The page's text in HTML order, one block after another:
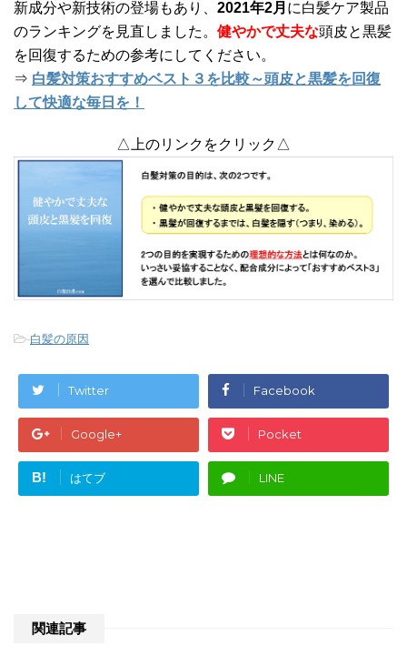
新成分や新技術の登場もあり、 2021年2月 に白髪ケア製品
のランキングを見直しました。 健やかで丈夫な頭皮と黒髪
を回復するための参考にしてください。
⇒ 白髪対策おすすめベスト３を比較～頭皮と黒髪を回復
して快適な毎日を！
△上のリンクをクリック△
-白髪の原因
Twitter Facebook
Google+ Pocket
B! はてブ LINE
関連記事